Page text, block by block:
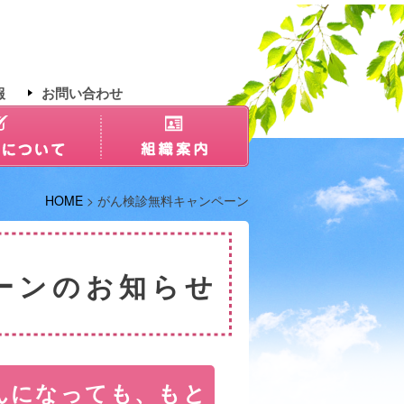
お問い合わせ
HOME > がん検診無料キャンペーン
のお知らせ
なっても、もと